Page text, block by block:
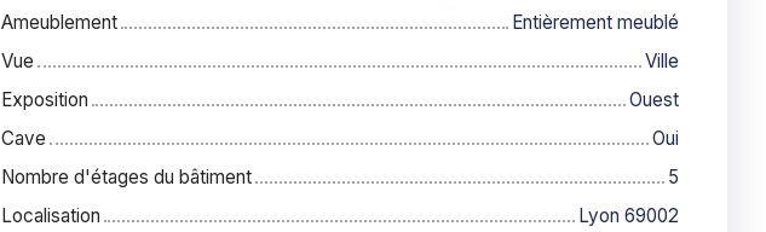
Ameublement
Entièrement meublé
Vue
Ville
Exposition
Ouest
Cave
Oui
Nombre d'étages du bâtiment
5
Localisation
Lyon 69002